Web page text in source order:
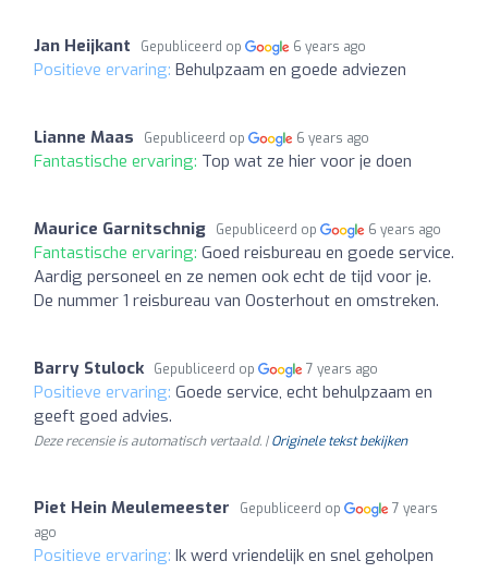
Jan Heijkant Gepubliceerd op 6 years ago
Positieve ervaring: Behulpzaam en goede adviezen
Lianne Maas Gepubliceerd op 6 years ago
Fantastische ervaring: Top wat ze hier voor je doen
Maurice Garnitschnig Gepubliceerd op 6 years ago
Fantastische ervaring: Goed reisbureau en goede service.
Aardig personeel en ze nemen ook echt de tijd voor je.
De nummer 1 reisbureau van Oosterhout en omstreken.
Barry Stulock Gepubliceerd op 7 years ago
Positieve ervaring: Goede service, echt behulpzaam en
geeft goed advies.
Deze recensie is automatisch vertaald. |Originele tekst bekijken
Piet Hein Meulemeester Gepubliceerd op
7 years
ago
Positieve ervaring: Ik werd vriendelijk en snel geholpen